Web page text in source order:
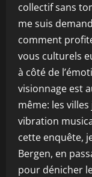
collectif sans
me suis
comment
vous culturels
à côté de
visionnage est
même: les
vibration
cette enquête,
Bergen, en
pour dénicher